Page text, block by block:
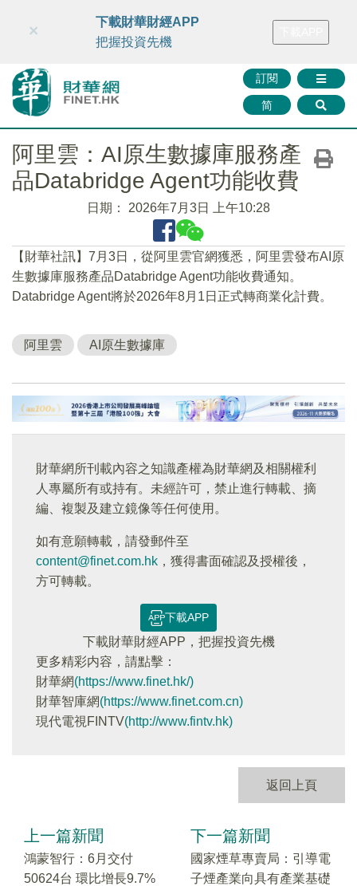
財華智庫網 FINTV FINMETA 財華證券 媒體矩陣
訂閱
简
×
下載財華財經APP
把握投資先機
阿里雲：AI原生數據庫服務產
品Databridge Agent功能收費
日期： 2026年7月3日 上午10:28
【財華社訊】7月3日，從阿里雲官網獲悉，阿里雲發布AI原
生數據庫服務產品Databridge Agent功能收費通知。
Databridge Agent將於2026年8月1日正式轉商業化計費。
阿里雲 AI原生數據庫
財華網所刊載內容之知識產權為財華網及相關權利
人專屬所有或持有。未經許可，禁止進行轉載、摘
編、複製及建立鏡像等任何使用。
如有意願轉載，請發郵件至
content@finet.com.hk ，獲得書面確認及授權後，
方可轉載。
下載APP
下載財華財經APP，把握投資先機
更多精彩内容，請點擊：
財華網(https://www.finet.hk/)
財華智庫網(https://www.finet.com.cn)
現代電視FINTV(http://www.fintv.hk)
返回上頁
上一篇新聞
鴻蒙智行：6月交付
50624台 環比增長9.7%
下一篇新聞
國家煙草專賣局：引導電
子煙產業向具有產業基礎